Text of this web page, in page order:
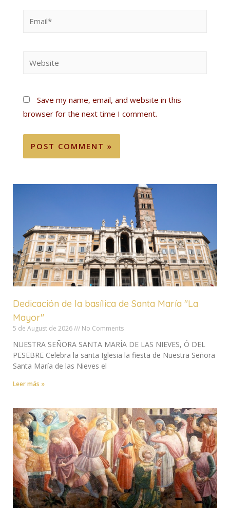
Save my name, email, and website in this
browser for the next time I comment.
Dedicación de la basílica de Santa María "La
Mayor"
5 de August de 2026 No Comments
NUESTRA SEÑORA SANTA MARÍA DE LAS NIEVES, Ó DEL
PESEBRE Celebra la santa Iglesia la fiesta de Nuestra Señora
Santa María de las Nieves el
Leer más »